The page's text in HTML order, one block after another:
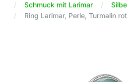
Schmuck mit Larimar
Ring Larimar, Perle, Turmalin